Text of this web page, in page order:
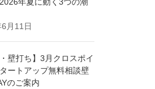
月11日
・壁打ち】3月クロスポイ
ートアップ無料相談壁
のご案内